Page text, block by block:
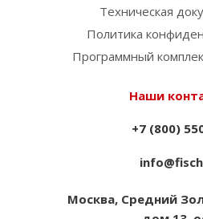
Техническая
Политика
Программный
Наши
+7 (800)
Москва, Средний